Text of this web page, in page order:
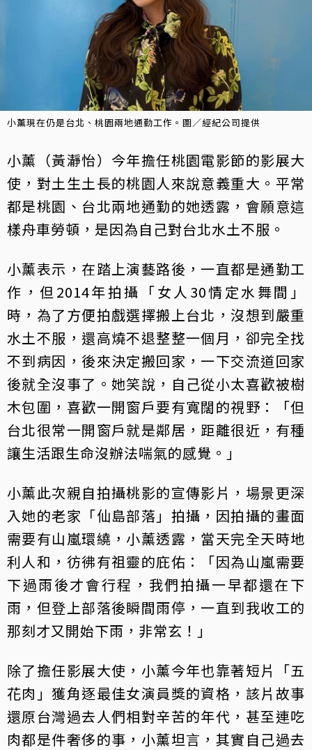
小薰現在仍是台北、桃園兩地通勤工作。圖／經紀公司提供
小薰（黃瀞怡）今年擔任桃園電影節的影展大
使，對土生土長的桃園人來說意義重大。平常
都是桃園、台北兩地通勤的她透露，會願意這
樣舟車勞頓，是因為自己對台北水土不服。
小薰表示，在踏上演藝路後，一直都是通勤工
作，但2014年拍攝「女人30情定水舞間」
時，為了方便拍戲選擇搬上台北，沒想到嚴重
水土不服，還高燒不退整整一個月，卻完全找
不到病因，後來決定搬回家，一下交流道回家
後就全沒事了。她笑說，自己從小太喜歡被樹
木包圍，喜歡一開窗戶要有寬闊的視野：「但
台北很常一開窗戶就是鄰居，距離很近，有種
讓生活跟生命沒辦法喘氣的感覺。」
小薰此次親自拍攝桃影的宣傳影片，場景更深
入她的老家「仙島部落」拍攝，因拍攝的畫面
需要有山嵐環繞，小薰透露，當天完全天時地
利人和，彷彿有祖靈的庇佑：「因為山嵐需要
下過雨後才會行程，我們拍攝一早都還在下
雨，但登上部落後瞬間雨停，一直到我收工的
那刻才又開始下雨，非常玄！」
除了擔任影展大使，小薰今年也靠著短片「五
花肉」獲角逐最佳女演員獎的資格，該片故事
還原台灣過去人們相對辛苦的年代，甚至連吃
肉都是件奢侈的事，小薰坦言，其實自己過去